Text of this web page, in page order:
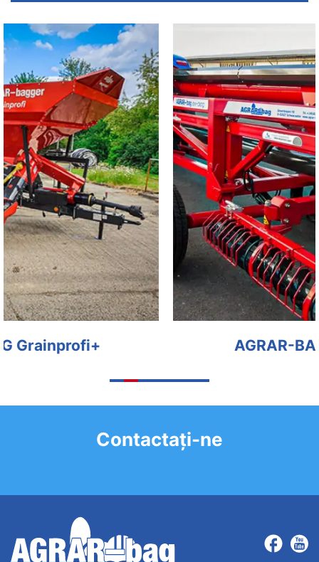
AGRAR-BAG EG EX BAG
Contactaţi-ne